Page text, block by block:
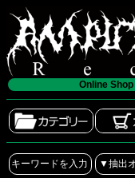
Online Shop